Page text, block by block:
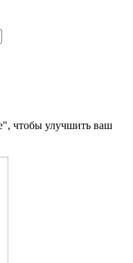
чтобы улучшить ваш